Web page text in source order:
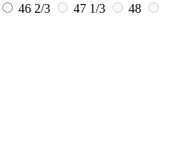
46 2/3 47 1/3
48